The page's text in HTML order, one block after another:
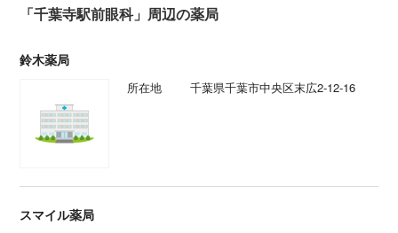
「千葉寺駅前眼科」周辺の薬局
鈴木薬局
所在地 千葉県千葉市中央区末広2-12-16
スマイル薬局